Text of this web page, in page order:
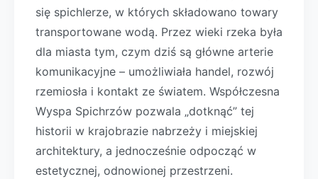
się spichlerze, w których składowano towary
transportowane wodą. Przez wieki rzeka była
dla miasta tym, czym dziś są główne arterie
komunikacyjne – umożliwiała handel, rozwój
rzemiosła i kontakt ze światem. Współczesna
Wyspa Spichrzów pozwala „dotknąć” tej
historii w krajobrazie nabrzeży i miejskiej
architektury, a jednocześnie odpocząć w
estetycznej, odnowionej przestrzeni.